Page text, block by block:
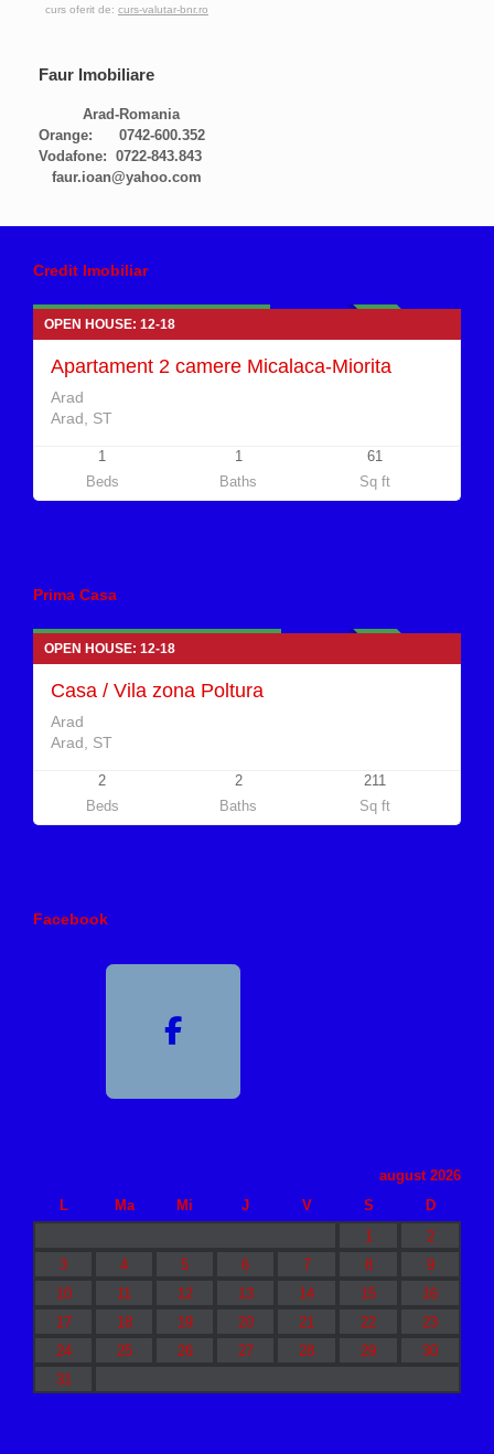
curs oferit de: curs-valutar-bnr.ro
Faur Imobiliare
Arad-Romania
Orange: 0742-600.352
Vodafone: 0722-843.843
faur.ioan@yahoo.com
Credit Imobiliar
VANDUT
OPEN HOUSE: 12-18
Apartament 2 camere Micalaca-Miorita
Arad
Arad, ST
1
Beds
1
Baths
61
Sq ft
Prima Casa
INDISPONIBIL
OPEN HOUSE: 12-18
Casa / Vila zona Poltura
Arad
Arad, ST
2
Beds
2
Baths
211
Sq ft
Facebook
august 2026
L
Ma Mi J V S
D
1
2
3
4 5 6 7 8
9
10
11 12 13 14 15
16
17
18 19 20 21 22
23
24
25 26 27 28 29
30
31